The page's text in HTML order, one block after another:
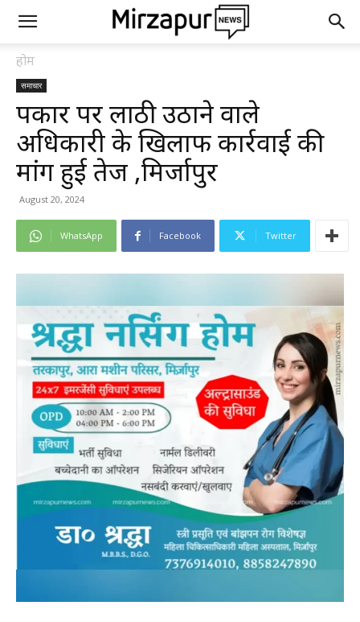
होम
समाचार
पत्रकार पर लाठी उठाने वाले
अधिकारी के खिलाफ कार्रवाई की
मांग हुई तेज ,मिर्जापुर
August 20, 2024
WhatsApp Facebook Twitter